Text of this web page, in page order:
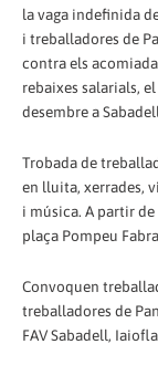
la vaga indefinida
i treballadores de
contra els
rebaixes salarials,
desembre a
Trobada de
en lluita, xerrades,
i música. A partir de
plaça Pompeu
Convoquen
treballadores de
FAV Sabadell,